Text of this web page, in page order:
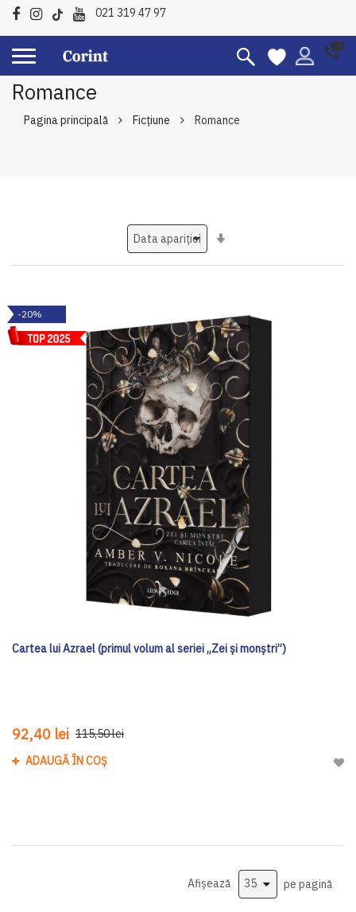
021 319 47 97
Romance
Pagina principală Ficțiune Romance
-20%
Cartea lui Azrael (primul volum al seriei „Zei și monștri”)
92,40 lei 115,50 lei
ADAUGĂ ÎN COȘ
Afișează pe pagină